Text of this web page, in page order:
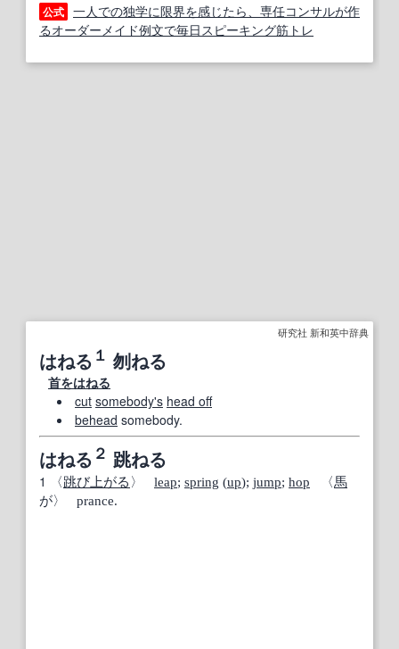
公式 一人での独学に限界を感じたら、専任コンサルが作
るオーダーメイド例文で毎日スピーキング筋トレ
研究社 新和英中辞典
はねる １ 刎ねる
首をはねる
cut somebody's head off
behead somebody.
はねる ２ 跳ねる
1 〈跳び上がる 〉 leap; spring (up); jump; hop 〈馬
が〉 prance.